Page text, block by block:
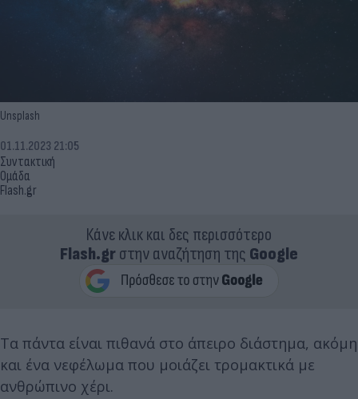
Unsplash
Συντακτική
Ομάδα
Flash.gr
01.11.2023 21:05
Κάνε κλικ και δες περισσότερο
Flash.grστην αναζήτηση της Google
Τα πάντα είναι πιθανά στο άπειρο διάστημα, ακόμη
και ένα νεφέλωμα που μοιάζει τρομακτικά με
ανθρώπινο χέρι.